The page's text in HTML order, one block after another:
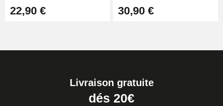
22,90 € 30,90 €
Livraison gratuite
dés 20€